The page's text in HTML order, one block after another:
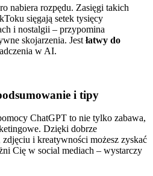
nabiera rozpędu. Zasięgi takich
sięgają setek tysięcy
i nostalgii – przypomina
skojarzenia. Jest łatwy do
w AI.
i tipy
ChatGPT to nie tylko zabawa,
Dzięki dobrze
i kreatywności możesz zyskać
Cię w social mediach – wystarczy